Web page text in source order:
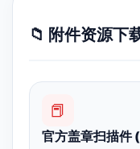
📁 附件资源下
📕
官方盖章扫描件